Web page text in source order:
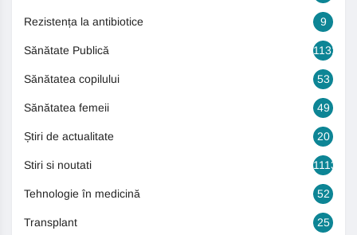
Rezistența la antibiotice 9
Sănătate Publică 1131
Sănătatea copilului 53
Sănătatea femeii 49
Știri de actualitate 20
Stiri si noutati 1113
Tehnologie în medicină 52
Transplant 25